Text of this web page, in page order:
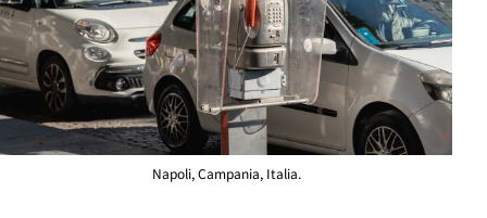
Napoli, Campania, Italia.